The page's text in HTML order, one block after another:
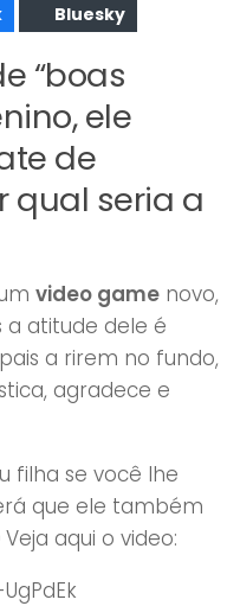
Bluesky
“boas
ele
de
qual seria a
video game novo,
a atitude dele é
a rirem no fundo,
agradece e
filha se você lhe
que ele também
aqui o video: